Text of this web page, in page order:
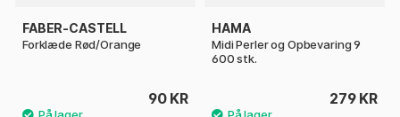
FABER-CASTELL
Forklæde Rød/Orange
90 KR
HAMA
Midi Perler og Opbevaring 9
600 stk.
279 KR